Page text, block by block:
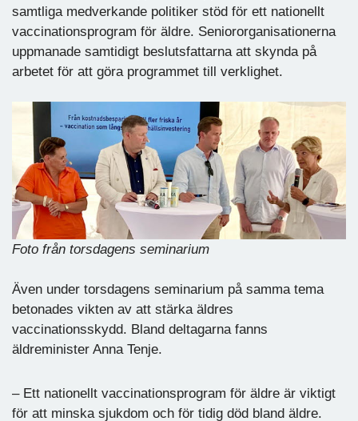
samtliga medverkande politiker stöd för ett nationellt
vaccinationsprogram för äldre. Seniororganisationerna
uppmanade samtidigt beslutsfattarna att skynda på
arbetet för att göra programmet till verklighet.
Foto från torsdagens seminarium
Även under torsdagens seminarium på samma tema
betonades vikten av att stärka äldres
vaccinationsskydd. Bland deltagarna fanns
äldreminister Anna Tenje.
– Ett nationellt vaccinationsprogram för äldre är viktigt
för att minska sjukdom och för tidig död bland äldre.